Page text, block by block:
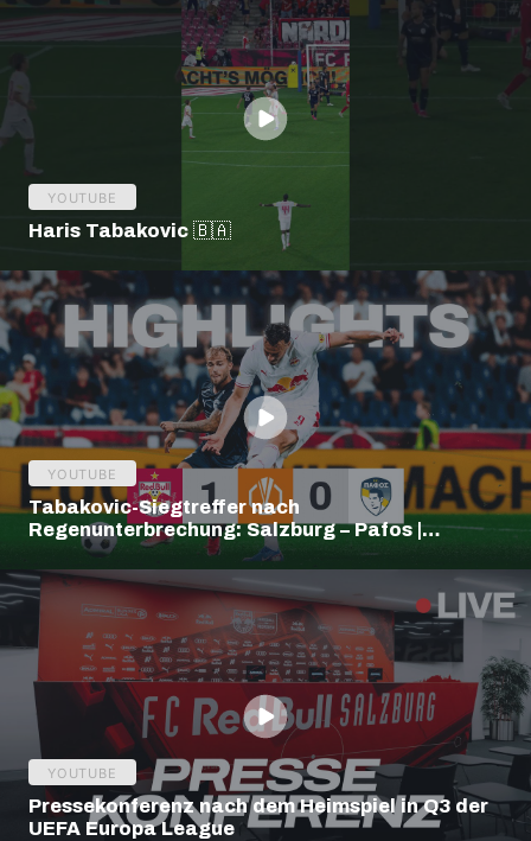
YOUTUBE
Haris Tabakovic 🇧🇦
YOUTUBE
Tabakovic-Siegtreffer nach
Regenunterbrechung: Salzburg – Pafos |
Highlights | Europa League Q3
YOUTUBE
Pressekonferenz nach dem Heimspiel in Q3 der
UEFA Europa League